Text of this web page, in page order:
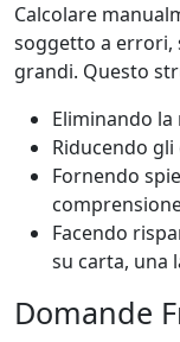
Calcolare
soggetto a errori,
grandi. Questo
Eliminando
Riducendo
Fornendo
Facendo
su carta, una
Domande